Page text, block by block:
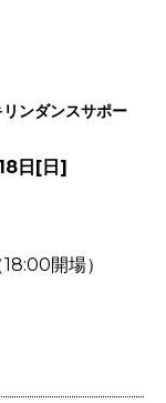
ンダンスサポー
日[日]
開場）